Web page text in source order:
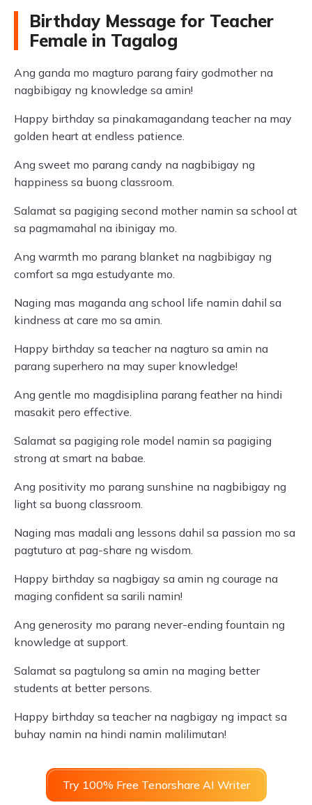
Birthday Message for Teacher
Female in Tagalog
Ang ganda mo magturo parang fairy godmother na
nagbibigay ng knowledge sa amin!
Happy birthday sa pinakamagandang teacher na may
golden heart at endless patience.
Ang sweet mo parang candy na nagbibigay ng
happiness sa buong classroom.
Salamat sa pagiging second mother namin sa school at
sa pagmamahal na ibinigay mo.
Ang warmth mo parang blanket na nagbibigay ng
comfort sa mga estudyante mo.
Naging mas maganda ang school life namin dahil sa
kindness at care mo sa amin.
Happy birthday sa teacher na nagturo sa amin na
parang superhero na may super knowledge!
Ang gentle mo magdisiplina parang feather na hindi
masakit pero effective.
Salamat sa pagiging role model namin sa pagiging
strong at smart na babae.
Ang positivity mo parang sunshine na nagbibigay ng
light sa buong classroom.
Naging mas madali ang lessons dahil sa passion mo sa
pagtuturo at pag-share ng wisdom.
Happy birthday sa nagbigay sa amin ng courage na
maging confident sa sarili namin!
Ang generosity mo parang never-ending fountain ng
knowledge at support.
Salamat sa pagtulong sa amin na maging better
students at better persons.
Happy birthday sa teacher na nagbigay ng impact sa
buhay namin na hindi namin malilimutan!
Try 100% Free Tenorshare AI Writer